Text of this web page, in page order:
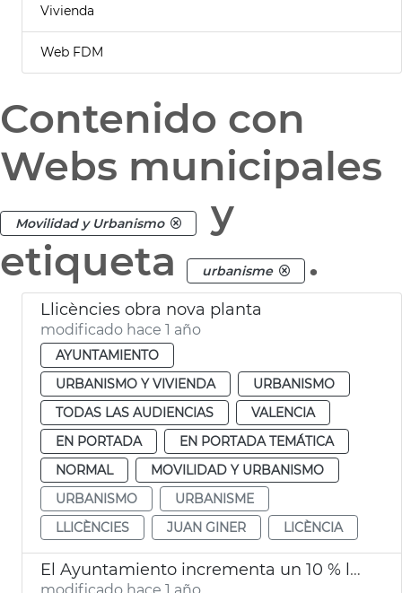
Vivienda
Web FDM
Contenido con
Webs municipales
Movilidad y Urbanismo
y
etiqueta
urbanisme .
Llicències obra nova planta
modificado hace 1 año
AYUNTAMIENTO
URBANISMO Y VIVIENDA
URBANISMO
TODAS LAS AUDIENCIAS
VALENCIA
EN PORTADA
EN PORTADA TEMÁTICA
NORMAL
MOVILIDAD Y URBANISMO
URBANISMO
URBANISME
LLICÈNCIES
JUAN GINER LICÈNCIA
El Ayuntamiento incrementa un 10 % las autorizaciones de andamios
modificado hace 1 año